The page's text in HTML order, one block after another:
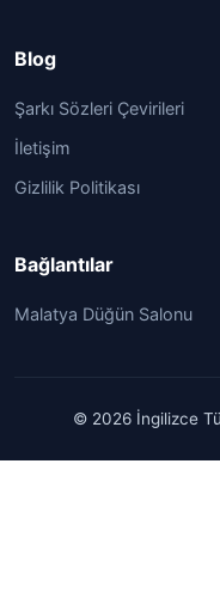
Blog
Şarkı Sözleri Çevirileri
İletişim
Gizlilik Politikası
Bağlantılar
Malatya Düğün Salonu
© 2026 İngilizce